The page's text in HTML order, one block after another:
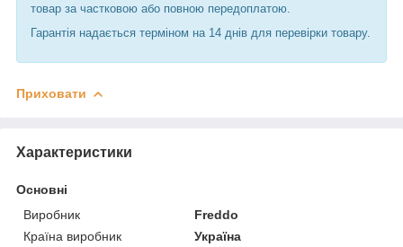
товар за частковою або повною передоплатою.
Гарантія надається терміном на 14 днів для перевірки товару.
Приховати
Характеристики
Основні
Виробник
Freddo
Країна виробник
Україна